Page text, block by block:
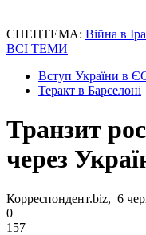
СПЕЦТЕМА: Війна в
ВСІ ТЕМИ
Вступ України в
Теракт в Барселоні
Транзит
через
Корреспондент.biz, 6
0
157